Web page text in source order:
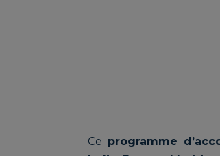
Ce programme